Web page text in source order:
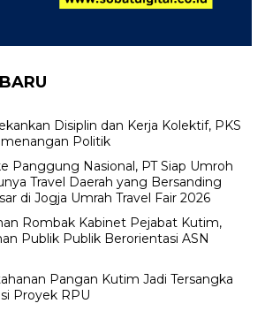
Disiplin dan Kerja Kolektif, PKS
Politik
Panggung Nasional, PT Siap Umroh
Travel Daerah yang Bersanding
di Jogja Umrah Travel Fair 2026
Rombak Kabinet Pejabat Kutim,
Publik Publik Berorientasi ASN
Pangan Kutim Jadi Tersangka
Proyek RPU